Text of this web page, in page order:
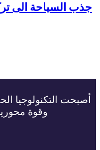
جذب السياحة الى
أصبحت التكنولوجيا
وقوة